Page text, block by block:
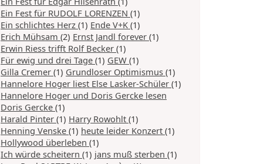
Ein Fest für RUDOLF LORENZEN (1)
Ein schlichtes Herz (1) Ende V+K (1)
Erich Mühsam (2) Ernst Jandl forever (1)
Erwin Riess trifft Rolf Becker (1)
Für ewig und drei Tage (1) GEW (1)
Gilla Cremer (1) Grundloser Optimismus (1)
Hannelore Hoger liest Else Lasker-Schüler (1)
Hannelore Hoger und Doris Gercke lesen
Doris Gercke (1)
Harald Pinter (1) Harry Rowohlt (1)
Henning Venske (1) heute leider Konzert (1)
Hollywood überleben (1)
Ich würde scheitern (1) jans muß sterben (1)